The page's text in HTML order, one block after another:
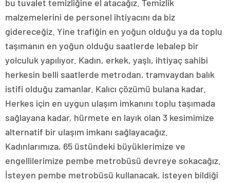
bu tuvalet temizliğine el atacağız. Temizlik
malzemelerini de personel ihtiyacını da biz
gidereceğiz. Yine trafiğin en yoğun olduğu ya da toplu
taşımanın en yoğun olduğu saatlerde lebalep bir
yolculuk yapılıyor. Kadın, erkek, yaşlı, ihtiyaç sahibi
herkesin belli saatlerde metrodan, tramvaydan balık
istifi olduğu zamanlar. Kalıcı çözümü bulana kadar.
Herkes için en uygun ulaşım imkanını toplu taşımada
sağlayana kadar, hürmete en layık olan 3 kesimimize
alternatif bir ulaşım imkanı sağlayacağız.
Kadınlarımıza, 65 üstündeki büyüklerimize ve
engellilerimize pembe metrobüsü devreye sokacağız.
İsteyen pembe metrobüsü kullanacak, isteyen bildiği